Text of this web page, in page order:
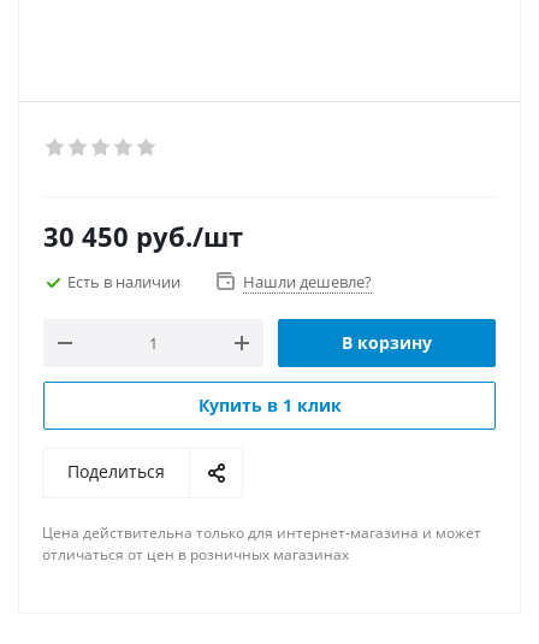
30 450 руб./шт
Есть в наличии Нашли дешевле?
В корзину
Купить в 1 клик
Поделиться
Цена действительна только для интернет-магазина и может
отличаться от цен в розничных магазинах